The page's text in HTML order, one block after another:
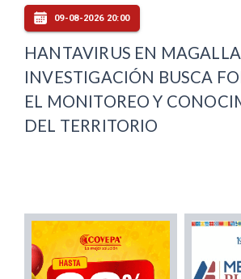
09-08-2026 20:00
HANTAVIRUS EN
INVESTIGACIÓN BUSCA
EL MONITOREO Y
DEL TERRITORIO